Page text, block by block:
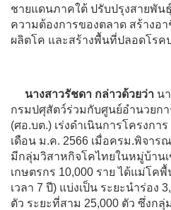
ชายแดนภาคใต้ ปรับปรุงสายพั
ความต้องการของตลาด สร้างอ
ผลิตโค และสร้างพื้นที่ปลอดโรค
นางสาวรัชดา กล่าวด้วยว่า น
กรมปศุสัตว์ร่วมกับศูนย์อำนวยก
(ศอ.บต.) เร่งดำเนินการโครงกา
เดือน ม.ค. 2566 เมื่อครม.พิจาร
มีกลุ่มวิสาหกิจโคไทยในหมู่บ้าน
เกษตรกร 10,000 ราย ได้แม่โคพื้
เวลา 7 ปี) แบ่งเป็น ระยะนำร่อง
ตัว ระยะที่สาม 25,000 ตัว ซึ่งก